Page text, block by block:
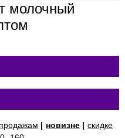
молочный
продажам | новизне | скидке